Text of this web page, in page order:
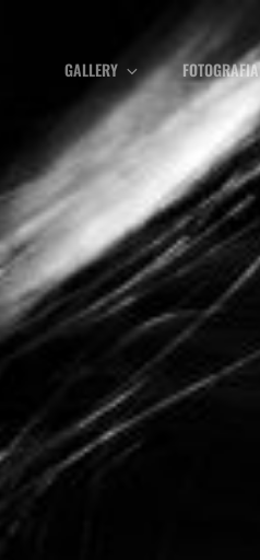
GALLERY FOTOGRAFIA